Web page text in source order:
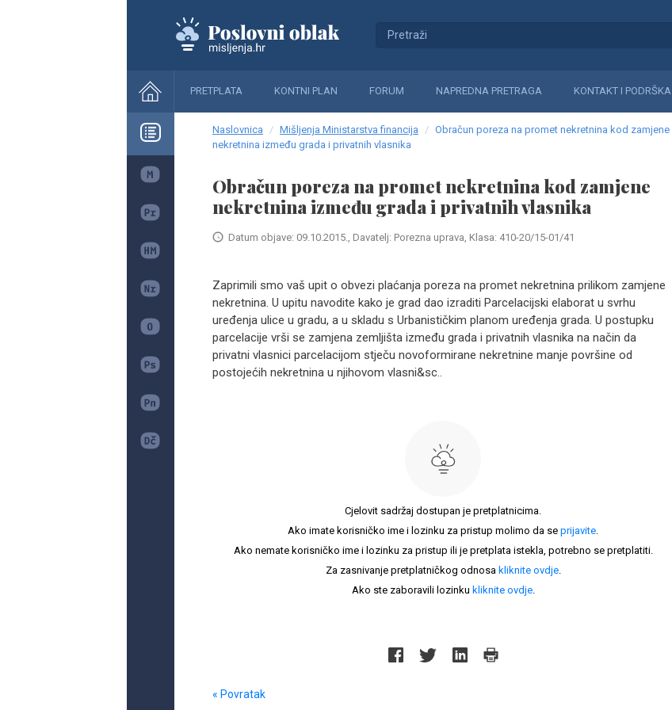
PRETPLATA KONTNI PLAN FORUM NAPREDNA PRETRAGA KONTAKT I PODRŠKA
Naslovnica Mišljenja Ministarstva financija
Obračun poreza na promet nekretnina kod zamjene
nekretnina između grada i privatnih vlasnika
Obračun poreza na promet nekretnina kod zamjene
nekretnina između grada i privatnih vlasnika
Datum objave: 09.10.2015., Davatelj: Porezna uprava, Klasa: 410-20/15-01/41
Zaprimili smo vaš upit o obvezi plaćanja poreza na promet nekretnina prilikom zamjene
nekretnina. U upitu navodite kako je grad dao izraditi Parcelacijski elaborat u svrhu
uređenja ulice u gradu, a u skladu s Urbanističkim planom uređenja grada. U postupku
parcelacije vrši se zamjena zemljišta između grada i privatnih vlasnika na način da
privatni vlasnici parcelacijom stječu novoformirane nekretnine manje površine od
postojećih nekretnina u njihovom vlasni&sc..
Cjelovit sadržaj dostupan je pretplatnicima.
Ako imate korisničko ime i lozinku za pristup molimo da se prijavite.
Ako nemate korisničko ime i lozinku za pristup ili je pretplata istekla, potrebno se pretplatiti.
Za zasnivanje pretplatničkog odnosa kliknite ovdje.
Ako ste zaboravili lozinku kliknite ovdje.
« Povratak